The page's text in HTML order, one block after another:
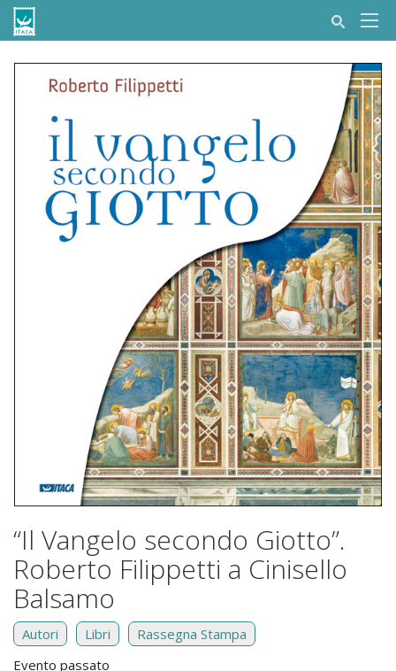
“Il Vangelo secondo Giotto”.
Roberto Filippetti a Cinisello
Balsamo
Autori Libri
Rassegna Stampa
Evento passato